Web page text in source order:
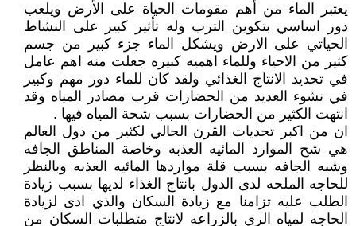
يعتبر الماء من أهم مقومات الحياة على الأرض ويلعب
دور اساسي بتكوين الترب وله تأثير كبير على النشاط
الحياتي على الارض ويشكل الماء جزء كبير من جسم
كثير من الاحياء وللماء اهميه كبيره جعلت منه اهم عامل
في تحديد الانتاج الغذائي ولقد كان للماء دور مهم وكبير
في نشوء العديد من الحضارات قرب مصادر المياه وقد
انتهت الكثير من الحضارات بسبب شحة المياه فيها .
ان من اكبر تحديات القرن الحالي لكثير من دول العالم
هي شح الموارد المائيه العذبه وخاصة المناطق الجافه
وشبه الجافه بسبب قلة مواردها المائيه العذبه وبالنظر
للحاجه الملحه لدى الدول بانتاج الغذاء لديها بسبب زيادة
الطلب عليه تزامنا مع زيادة السكان والذي ادى لزيادة
الحاجه لمياه الري بالزراعه لانتاج متطلبات السكان من